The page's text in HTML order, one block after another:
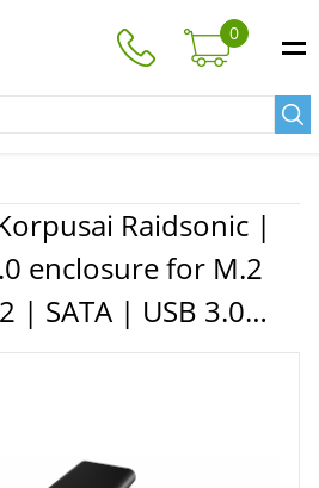
0
Raidsonic |
enclosure for M.2
| SATA | USB 3.0
Hard Drive Case